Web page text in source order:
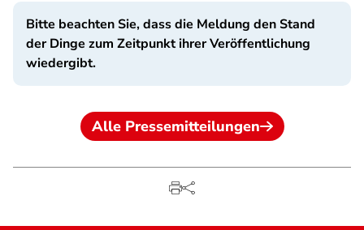
Bitte beachten Sie, dass die Meldung den Stand
der Dinge zum Zeitpunkt ihrer Veröffentlichung
wiedergibt.
Alle Pressemitteilungen